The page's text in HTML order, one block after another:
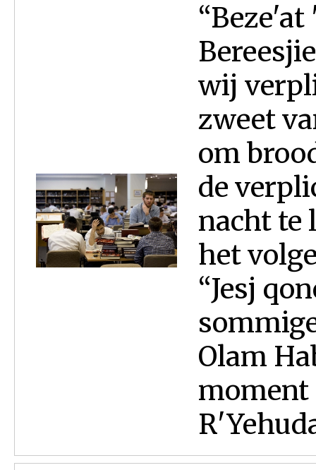
“Beze'at
wij
zweet
om
de
nacht te
het
“Jesj
Olam